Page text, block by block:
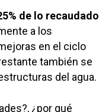
de lo recaudado
a los
en el ciclo
también se
del agua.
¿por qué